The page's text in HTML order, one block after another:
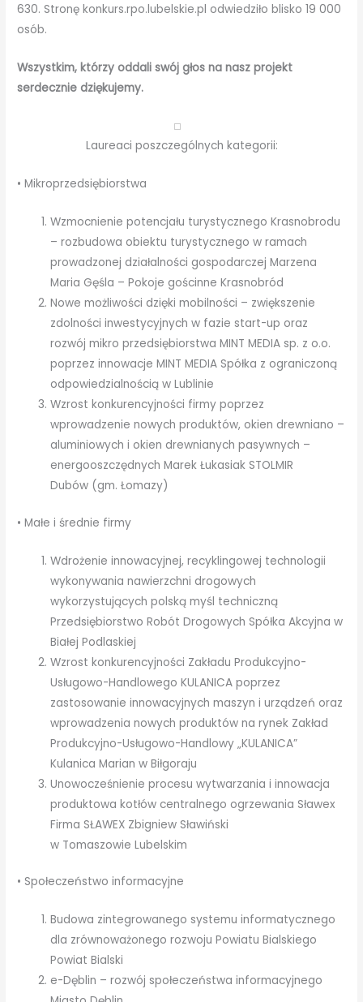
630. Stronę konkurs.rpo.lubelskie.pl odwiedziło blisko 19 000
osób.
Wszystkim, którzy oddali swój głos na nasz projekt
serdecznie dziękujemy.
Laureaci poszczególnych kategorii:
• Mikroprzedsiębiorstwa
Wzmocnienie potencjału turystycznego Krasnobrodu
– rozbudowa obiektu turystycznego w ramach
prowadzonej działalności gospodarczej Marzena
Maria Gęśla – Pokoje gościnne Krasnobród
Nowe możliwości dzięki mobilności – zwiększenie
zdolności inwestycyjnych w fazie start-up oraz
rozwój mikro przedsiębiorstwa MINT MEDIA sp. z o.o.
poprzez innowacje MINT MEDIA Spółka z ograniczoną
odpowiedzialnością w Lublinie
Wzrost konkurencyjności firmy poprzez
wprowadzenie nowych produktów, okien drewniano –
aluminiowych i okien drewnianych pasywnych –
energooszczędnych Marek Łukasiak STOLMIR
Dubów (gm. Łomazy)
• Małe i średnie firmy
Wdrożenie innowacyjnej, recyklingowej technologii
wykonywania nawierzchni drogowych
wykorzystujących polską myśl techniczną
Przedsiębiorstwo Robót Drogowych Spółka Akcyjna w
Białej Podlaskiej
Wzrost konkurencyjności Zakładu Produkcyjno-
Usługowo-Handlowego KULANICA poprzez
zastosowanie innowacyjnych maszyn i urządzeń oraz
wprowadzenia nowych produktów na rynek Zakład
Produkcyjno-Usługowo-Handlowy „KULANICA”
Kulanica Marian w Biłgoraju
Unowocześnienie procesu wytwarzania i innowacja
produktowa kotłów centralnego ogrzewania Sławex
Firma SŁAWEX Zbigniew Sławiński
w Tomaszowie Lubelskim
• Społeczeństwo informacyjne
Budowa zintegrowanego systemu informatycznego
dla zrównoważonego rozwoju Powiatu Bialskiego
Powiat Bialski
e-Dęblin – rozwój społeczeństwa informacyjnego